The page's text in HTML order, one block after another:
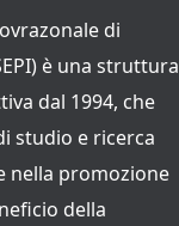
di
è una struttura
dal 1994, che
studio e ricerca
nella promozione
della